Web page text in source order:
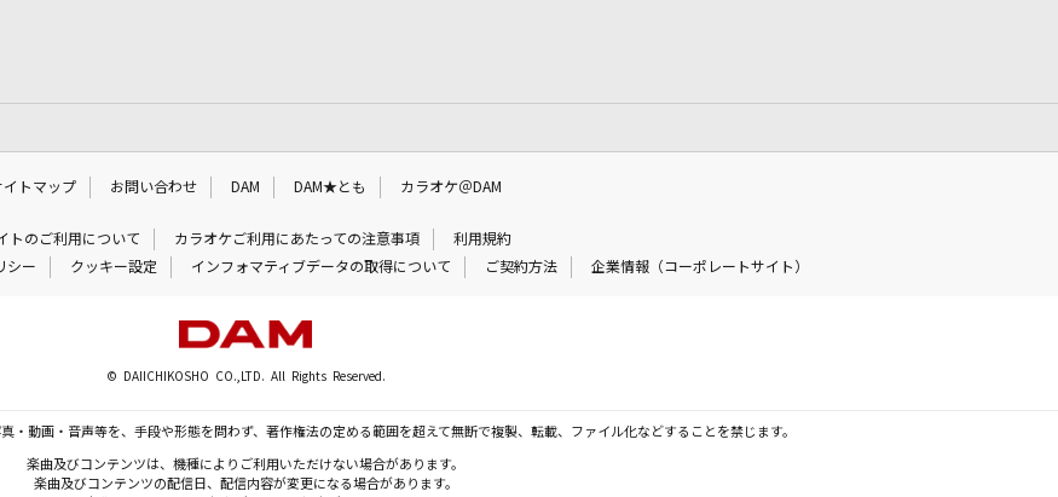
イトマップ お問い合わせ DAM DAM★とも カラオケ＠DAM
トのご利用について カラオケご利用にあたっての注意事項
利用規約
シー クッキー設定 インフォマティブデータの取得について ご契約方法 企業情報（コーポレートサイト）
© DAIICHIKOSHO CO.,LTD. All Rights Reserved.
・動画・音声等を、手段や形態を問わず、著作権法の定める範囲を超えて無断で複製、転載、ファイル化などすることを禁じます。
楽曲及びコンテンツは、機種によりご利用いただけない場合があります。
楽曲及びコンテンツの配信日、配信内容が変更になる場合があります。